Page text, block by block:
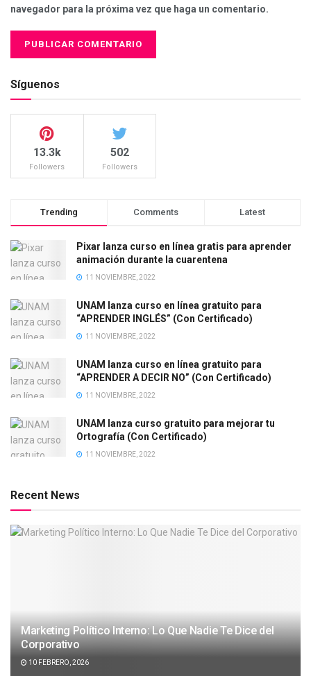
navegador para la próxima vez que haga un comentario.
Síguenos
13.3k
Followers
502
Followers
Trending Comments Latest
Pixar lanza curso en línea gratis para aprender
animación durante la cuarentena
11 NOVIEMBRE, 2022
UNAM lanza curso en línea gratuito para
“APRENDER INGLÉS” (Con Certificado)
11 NOVIEMBRE, 2022
UNAM lanza curso en línea gratuito para
“APRENDER A DECIR NO” (Con Certificado)
11 NOVIEMBRE, 2022
UNAM lanza curso gratuito para mejorar tu
Ortografía (Con Certificado)
11 NOVIEMBRE, 2022
Recent News
Marketing Político Interno: Lo Que Nadie Te Dice del
Corporativo
10 FEBRERO, 2026